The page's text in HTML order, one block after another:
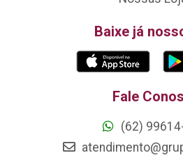
Baixe já
Fale
(62)